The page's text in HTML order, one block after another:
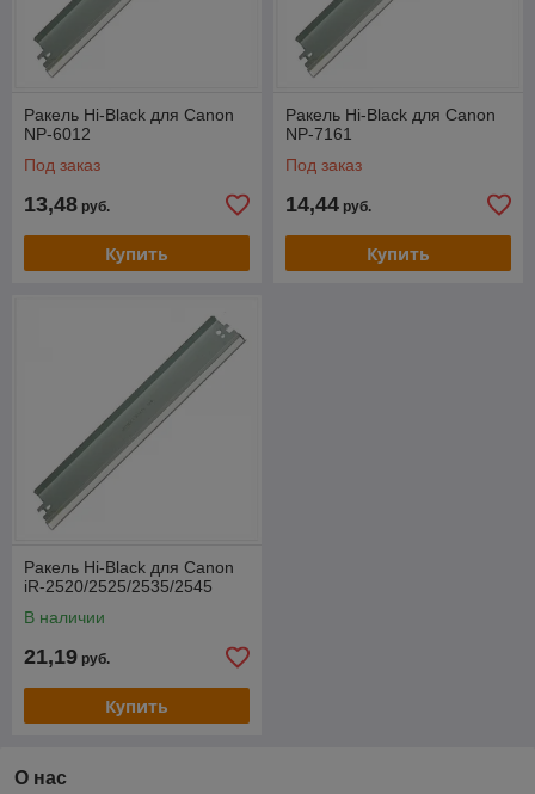
Ракель Hi-Black для Canon
NP-6012
Под заказ
13,48 руб.
Купить
Ракель Hi-Black для Canon
NP-7161
Под заказ
14,44 руб.
Купить
Ракель Hi-Black для Canon
iR-2520/2525/2535/2545
В наличии
21,19 руб.
Купить
О нас